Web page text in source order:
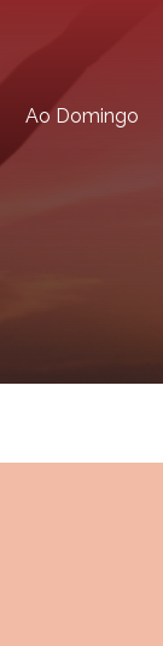
Ao Domingo